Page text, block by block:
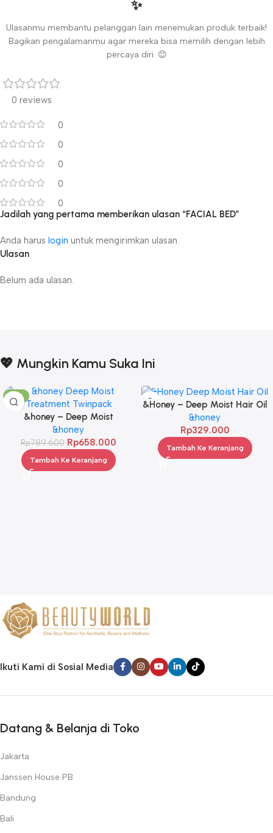
✨
Ulasanmu membantu pelanggan lain menemukan produk terbaik!
Bagikan pengalamanmu agar mereka bisa memilih dengan lebih
percaya diri. 😊
0 reviews
0
0
0
0
0
Ulasan
Belum ada ulasan.
Jadilah yang pertama memberikan ulasan “FACIAL BED”
Anda harus login untuk mengirimkan ulasan.
💖 Mungkin Kamu Suka Ini
-17%
&honey – Deep Moist
Treatment 445 g Twinpack
&honey
Rp789.600 Rp658.000
Tambah Ke Keranjang
&Honey – Deep Moist Hair Oil
3.0 100ml
&honey
Rp329.000
Tambah Ke Keranjang
Ikuti Kami di Sosial Media
Datang & Belanja di Toko
Jakarta
Janssen House PB
Bandung
Bali